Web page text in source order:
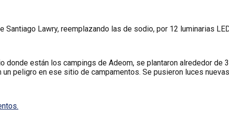
Santiago Lawry, reemplazando las de sodio, por 12 luminarias
están los campings de Adeom, se plantaron alrededor de
peligro en ese sitio de campamentos. Se pusieron luces